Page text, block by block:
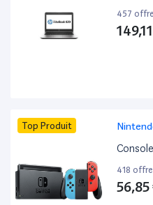
457
Top Produit
418
56,85